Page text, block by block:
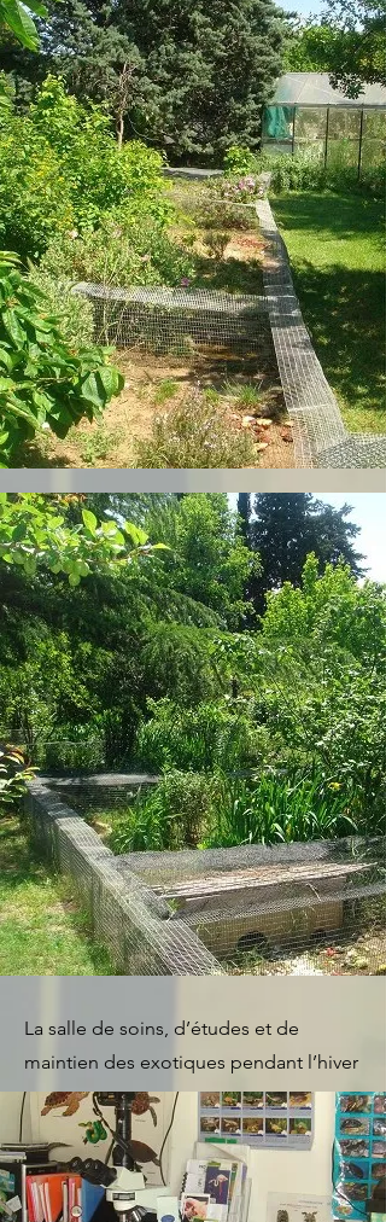
La salle de soins, d’études et de
maintien des exotiques pendant l’hiver